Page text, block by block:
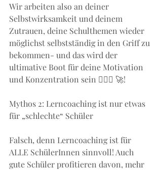
Wir arbeiten also an deiner
Selbstwirksamkeit und deinem
Zutrauen, deine Schulthemen wieder
möglichst selbstständig in den Griff zu
bekommen- und das wird der
ultimative Boot für deine Motivation
und Konzentration sein 🏋🏻‍♂️ 🚀!
Mythos 2: Lerncoaching ist nur etwas
für „schlechte“ Schüler
Falsch, denn Lerncoaching ist für
ALLE SchülerInnen sinnvoll! Auch
gute Schüler profitieren davon, mehr